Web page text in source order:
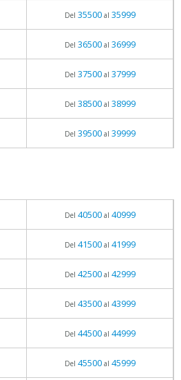
Del 35500al 35999
Del 36500al 36999
Del 37500al 37999
Del 38500al 38999
Del 39500al 39999
Del 40500al 40999
Del 41500al 41999
Del 42500al 42999
Del 43500al 43999
Del 44500al 44999
Del 45500al 45999